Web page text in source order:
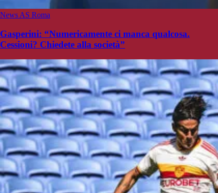
News AS Roma
Gasperini: “Numericamente ci manca qualcosa.
Cessioni? Chiedete alla società”